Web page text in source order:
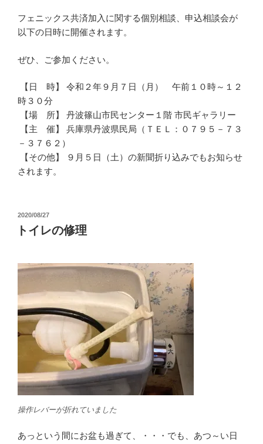
フェニックス共済加入に関する個別相談、申込相談会が
以下の日時に開催されます。
ぜひ、ご参加ください。
【日 時】 令和２年９月７日（月） 午前１０時～１２
時３０分
【場 所】 丹波篠山市民センター１階 市民ギャラリー
【主 催】 兵庫県丹波県民局（ＴＥＬ：０７９５－７３
－３７６２）
【その他】 ９月５日（土）の新聞折り込みでもお知らせ
されます。
投
稿
日:
2020/08/27
トイレの修理
操作レバーが折れていました
あっという間にお盆も過ぎて、・・・でも、あつ～い日